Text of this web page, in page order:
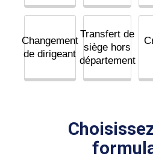
Changement
de dirigeant
Transfert de
siège hors
département